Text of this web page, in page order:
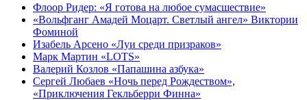
Флоор Ридер: «Я готова на любое сумасшествие»
«Вольфганг Амадей Моцарт. Светлый ангел» Виктории
Фоминой
Изабель Арсено «Луи среди призраков»
Марк Мартин «LOTS»
Валерий Козлов «Папашина азбука»
Сергей Любаев «Ночь перед Рождеством»,
«Приключения Гекльберри Финна»